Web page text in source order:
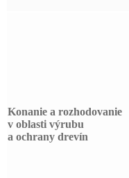
Konanie a rozhodovanie
v oblasti výrubu
a ochrany drevín